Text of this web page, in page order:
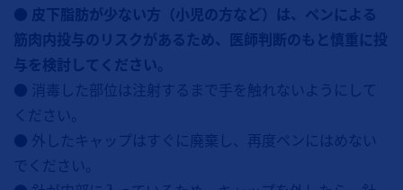
● 皮下脂肪が少ない方（小児の方など）は、ペンによる
筋肉内投与のリスクがあるため、医師判断のもと慎重に投
与を検討してください。
● 消毒した部位は注射するまで手を触れないようにして
ください。
● 外したキャップはすぐに廃棄し、再度ペンにはめない
でください。